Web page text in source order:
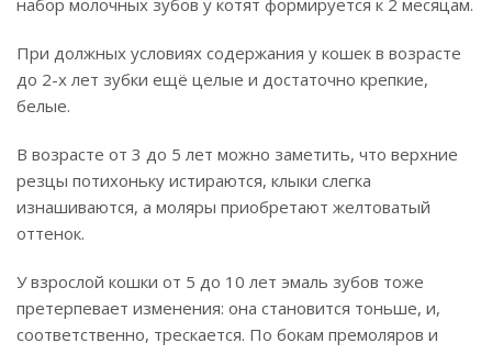
набор молочных зубов у котят формируется к 2 месяцам.
При должных условиях содержания у кошек в возрасте
до 2-х лет зубки ещё целые и достаточно крепкие,
белые.
В возрасте от 3 до 5 лет можно заметить, что верхние
резцы потихоньку истираются, клыки слегка
изнашиваются, а моляры приобретают желтоватый
оттенок.
У взрослой кошки от 5 до 10 лет эмаль зубов тоже
претерпевает изменения: она становится тоньше, и,
соответственно, трескается. По бокам премоляров и